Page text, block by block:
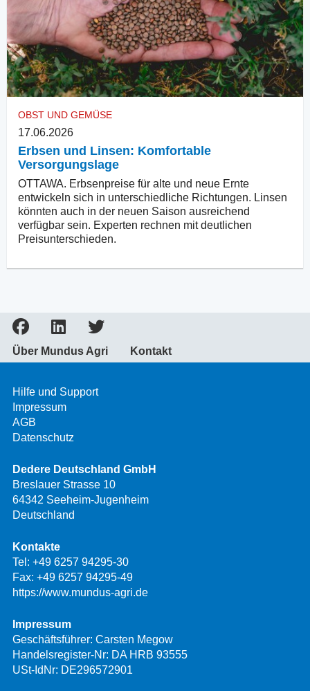
OBST UND GEMÜSE
17.06.2026
Erbsen und Linsen: Komfortable
Versorgungslage
OTTAWA. Erbsenpreise für alte und neue Ernte
entwickeln sich in unterschiedliche Richtungen. Linsen
könnten auch in der neuen Saison ausreichend
verfügbar sein. Experten rechnen mit deutlichen
Preisunterschieden.
Über Mundus Agri Kontakt
Hilfe und Support
Impressum
AGB
Datenschutz
Dedere Deutschland GmbH
Breslauer Strasse 10
64342 Seeheim-Jugenheim
Deutschland
Kontakte
Tel: +49 6257 94295-30
Fax: +49 6257 94295-49
https://www.mundus-agri.de
Impressum
Geschäftsführer: Carsten Megow
Handelsregister-Nr: DA HRB 93555
USt-IdNr: DE296572901